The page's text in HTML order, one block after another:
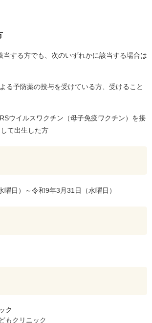
する方でも、次のいずれかに該当する場合は
る予防薬の投与を受けている方、受けること
ウイルスワクチン（母子免疫ワクチン）を接
て出生した方
曜日）～令和9年3月31日（水曜日）
ク
もクリニック